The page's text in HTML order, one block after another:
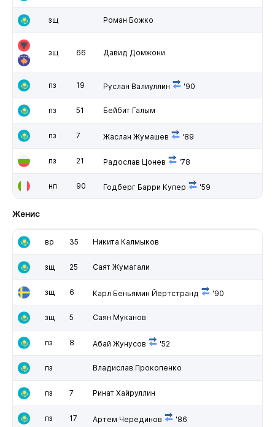
зщ Роман Божко
зщ 66 Давид Домжони
пз 19 Руслан Валиуллин '90
пз 51 Бейбит Галым
пз 7 Жаслан Жумашев '89
пз 21 Радослав Цонев '78
нп 90 Годберг Барри Купер '59
Женис
вр 35 Никита Калмыков
зщ 25 Саят Жумагали
зщ 6 Карл Беньямин Йертстранд '90
зщ 5 Саян Муканов
пз 8 Абай Жунусов '52
пз Владислав Прокопенко
пз 7 Ринат Хайруллин
пз 17 Артем Черединов '86